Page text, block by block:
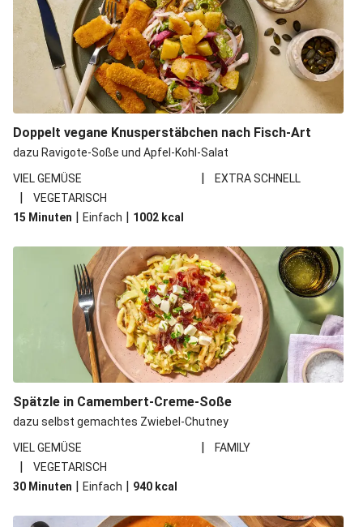
Doppelt vegane Knusperstäbchen nach Fisch-Art
dazu Ravigote-Soße und Apfel-Kohl-Salat
VIEL GEMÜSE
| EXTRA SCHNELL
|
VEGETARISCH
15 Minuten | Einfach | 1002 kcal
Spätzle in Camembert-Creme-Soße
dazu selbst gemachtes Zwiebel-Chutney
VIEL GEMÜSE
| FAMILY
|
VEGETARISCH
30 Minuten | Einfach | 940 kcal